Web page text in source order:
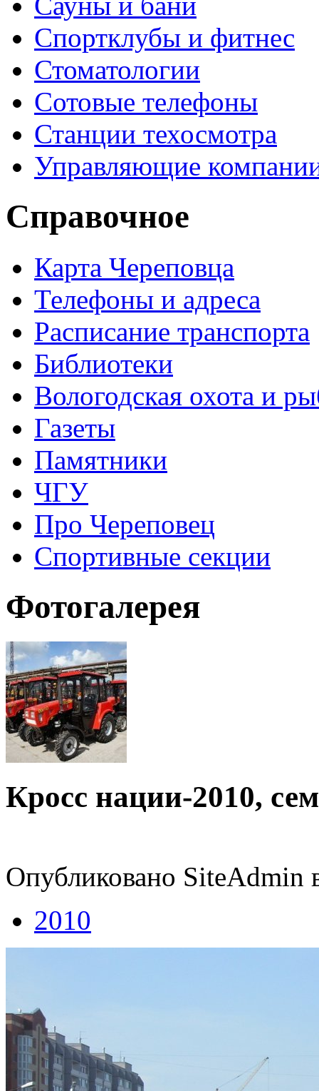
Спортклубы и фитнес
Стоматологии
Сотовые телефоны
Станции техосмотра
Управляющие
Справочное
Карта Череповца
Телефоны и адреса
Расписание транспорта
Библиотеки
Вологодская охота и
Газеты
Памятники
ЧГУ
Про Череповец
Спортивные секции
Фотогалерея
Кросс нации-2010,
Опубликовано SiteAdmin
2010